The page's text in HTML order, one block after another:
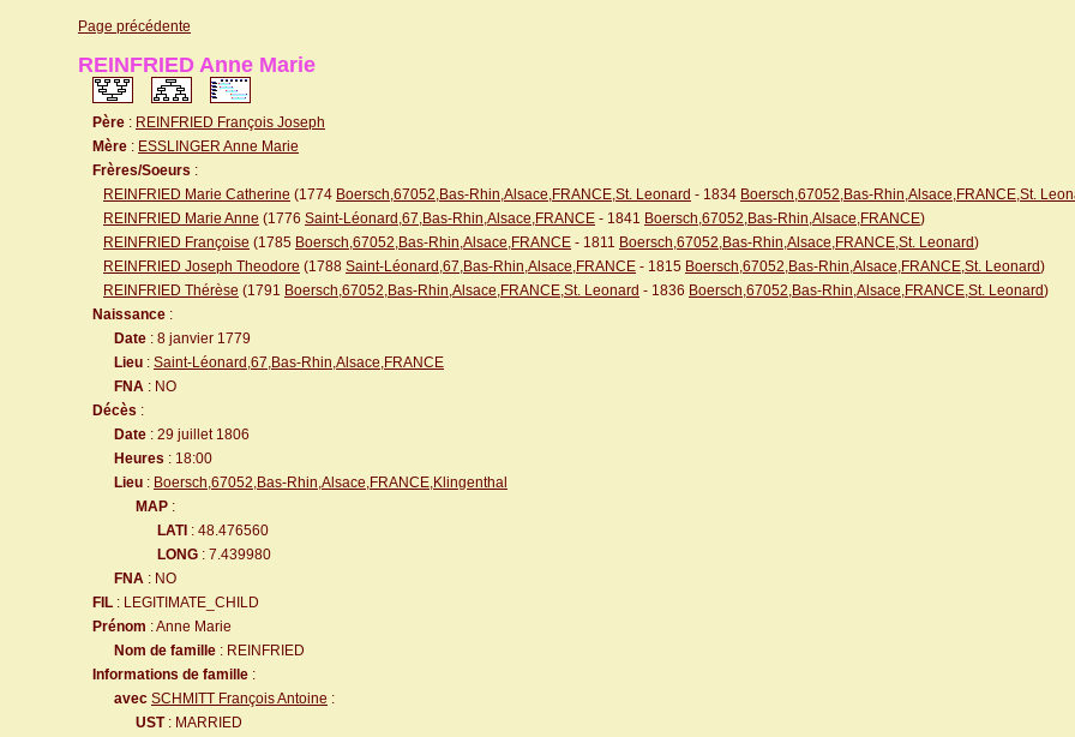
Page précédente
REINFRIED Anne Marie
Père : REINFRIED François Joseph
Mère : ESSLINGER Anne Marie
Frères/Soeurs :
REINFRIED Marie Catherine (1774 Boersch,67052,Bas-Rhin,Alsace,FRANCE,St. Leonard - 1834 Boersch,67052,Bas-Rhin,Alsace,FRANCE,St.
REINFRIED Marie Anne (1776 Saint-Léonard,67,Bas-Rhin,Alsace,FRANCE - 1841 Boersch,67052,Bas-Rhin,Alsace,FRANCE)
REINFRIED Françoise (1785 Boersch,67052,Bas-Rhin,Alsace,FRANCE - 1811 Boersch,67052,Bas-Rhin,Alsace,FRANCE,St. Leonard)
REINFRIED Joseph Theodore (1788 Saint-Léonard,67,Bas-Rhin,Alsace,FRANCE - 1815 Boersch,67052,Bas-Rhin,Alsace,FRANCE,St. Leonard)
REINFRIED Thérèse (1791 Boersch,67052,Bas-Rhin,Alsace,FRANCE,St. Leonard - 1836 Boersch,67052,Bas-Rhin,Alsace,FRANCE,St. Leonard)
Naissance :
Date : 8 janvier 1779
Lieu : Saint-Léonard,67,Bas-Rhin,Alsace,FRANCE
FNA : NO
Décès :
Date : 29 juillet 1806
Heures : 18:00
Lieu : Boersch,67052,Bas-Rhin,Alsace,FRANCE,Klingenthal
MAP :
LATI : 48.476560
LONG : 7.439980
FNA : NO
FIL : LEGITIMATE_CHILD
Prénom : Anne Marie
Nom de famille : REINFRIED
Informations de famille :
avec SCHMITT François Antoine :
UST: MARRIED